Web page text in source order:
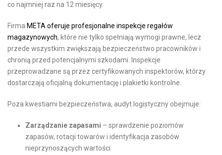
co najmniej raz na 12 miesięcy.
Firma META oferuje profesjonalne inspekcje regałów
magazynowych, które nie tylko spełniają wymogi prawne, lecz
przede wszystkim zwiększają bezpieczeństwo pracowników i
chronią przed potencjalnymi szkodami. Inspekcje
przeprowadzane są przez certyfikowanych inspektorów, którzy
dostarczają oficjalną dokumentację i plakietki kontrolne.
Poza kwestiami bezpieczeństwa, audyt logistyczny obejmuje:
Zarządzanie zapasami – sprawdzenie poziomów
zapasów, rotacji towarów i identyfikacja zasobów
nieprzynoszących wartości